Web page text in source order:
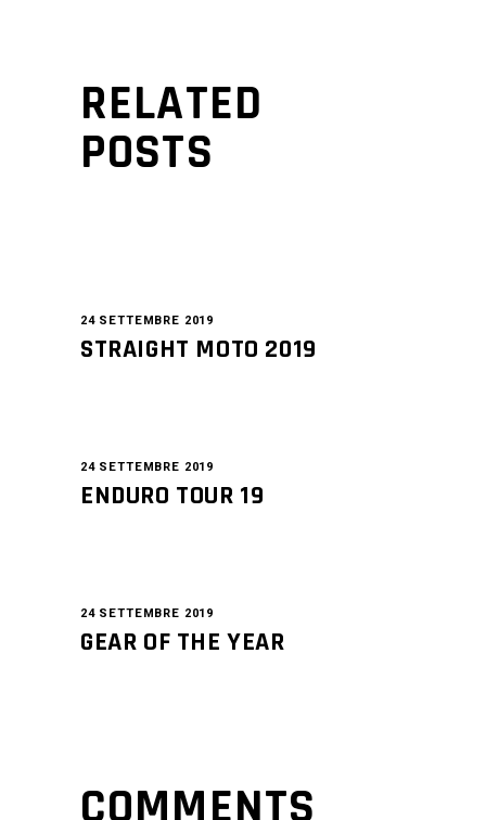
RELATED
POSTS
24 SETTEMBRE 2019
STRAIGHT MOTO 2019
24 SETTEMBRE 2019
ENDURO TOUR 19
24 SETTEMBRE 2019
GEAR OF THE YEAR